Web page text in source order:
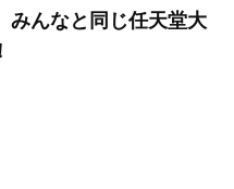
みんなと同じ任天堂大